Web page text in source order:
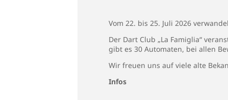
Vom 22. bis 25. Juli 2026
Der Dart Club „La Famiglia“
gibt es 30 Automaten, bei allen
Wir freuen uns auf viele alte
Infos